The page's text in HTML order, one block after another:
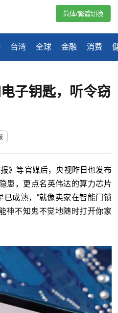
台湾 全球 金融 消费
简体/繁體切換
子钥匙，听令窃
》等官媒后，央视昨日也发布
患，更点名英伟达的算力芯片
已成熟，“就像卖家在智能门锁
神不知鬼不觉地随时打开你家